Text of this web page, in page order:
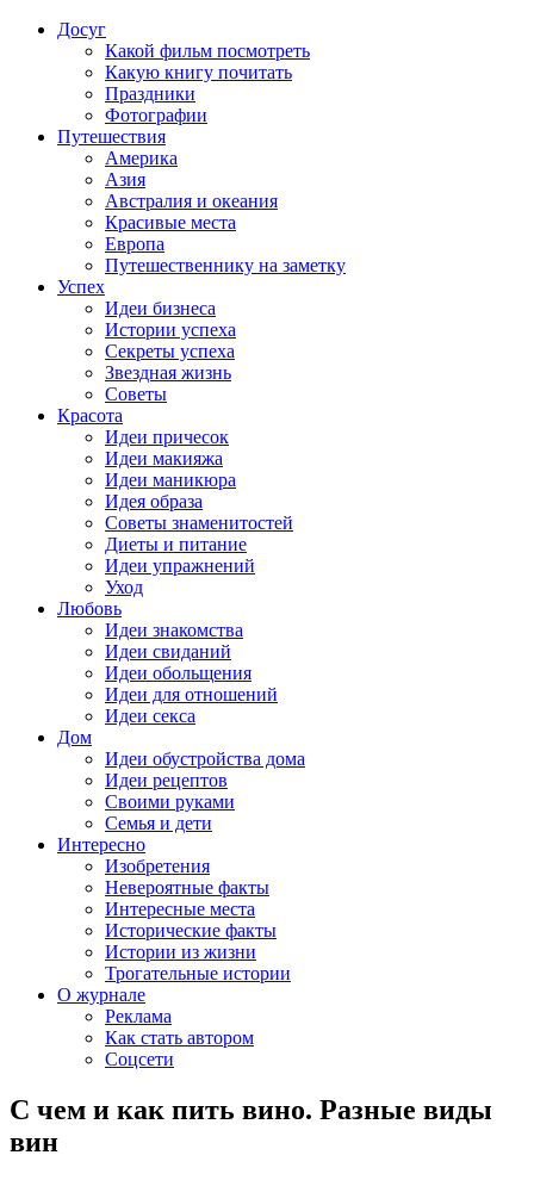
Досуг
Какой фильм посмотреть
Какую книгу почитать
Праздники
Фотографии
Путешествия
Америка
Азия
Австралия и океания
Красивые места
Европа
Путешественнику на заметку
Успех
Идеи бизнеса
Истории успеха
Секреты успеха
Звездная жизнь
Советы
Красота
Идеи причесок
Идеи макияжа
Идеи маникюра
Идея образа
Советы знаменитостей
Диеты и питание
Идеи упражнений
Уход
Любовь
Идеи знакомства
Идеи свиданий
Идеи обольщения
Идеи для отношений
Идеи секса
Дом
Идеи обустройства дома
Идеи рецептов
Своими руками
Семья и дети
Интересно
Изобретения
Невероятные факты
Интересные места
Исторические факты
Истории из жизни
Трогательные истории
О журнале
Реклама
Как стать автором
Соцсети
С чем и как пить вино. Разные виды
вин